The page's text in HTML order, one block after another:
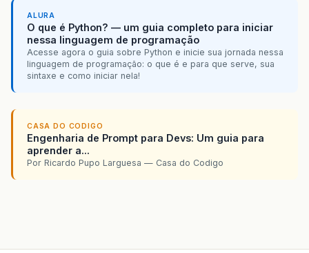
ALURA
O que é Python? — um guia completo para iniciar
nessa linguagem de programação
Acesse agora o guia sobre Python e inicie sua jornada nessa
linguagem de programação: o que é e para que serve, sua
sintaxe e como iniciar nela!
CASA DO CODIGO
Engenharia de Prompt para Devs: Um guia para
aprender a...
Por Ricardo Pupo Larguesa — Casa do Codigo